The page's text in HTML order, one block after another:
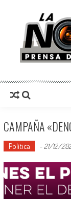
La Nota
CAMPAÑA
Política - 21/12/